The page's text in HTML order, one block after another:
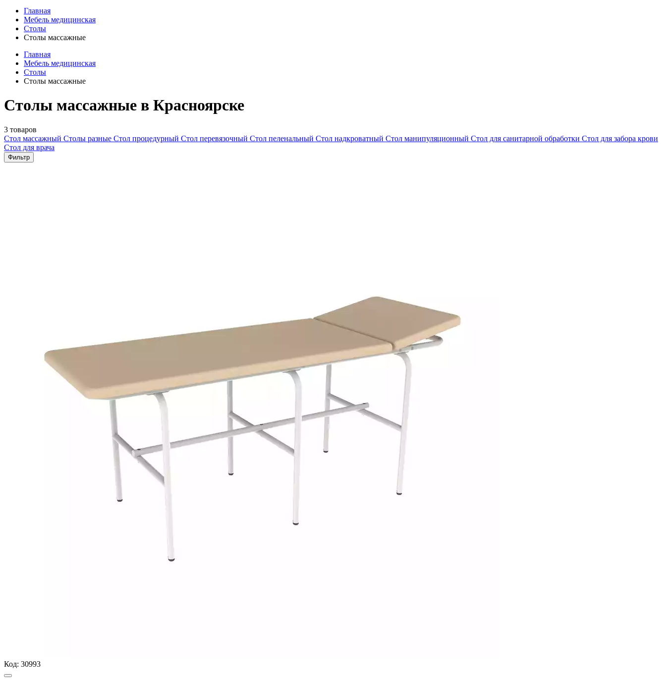
Главная
Мебель медицинская
Столы
Столы массажные
Главная
Мебель медицинская
Столы
Столы массажные
Столы массажные в Красноярске
3 товаров
Стол массажный Столы разные Стол процедурный Стол перевязочный Стол пеленальный Стол надкроватный Стол манипуляционный Стол для санитарной обработки Стол для забора крови
Стол для врача
Фильтр
Код: 30993